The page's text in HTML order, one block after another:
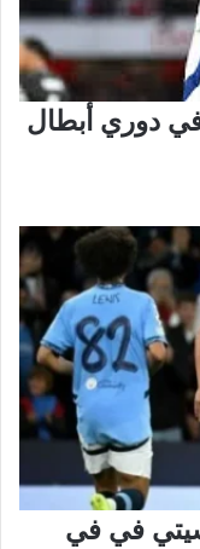
في دوري أبطال
في في